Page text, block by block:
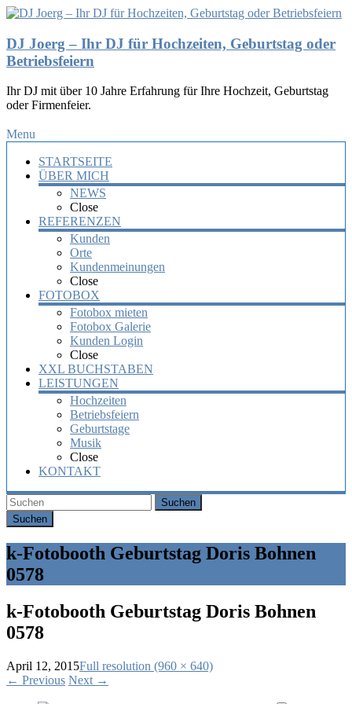
DJ Joerg – Ihr DJ für Hochzeiten, Geburtstag oder
Betriebsfeiern
Ihr DJ mit über 10 Jahre Erfahrung für Ihre Hochzeit, Geburtstag
oder Firmenfeier.
Menu
STARTSEITE
ÜBER MICH
NEWS
Close
REFERENZEN
Kunden
Orte
Kundenmeinungen
Close
FOTOBOX
Fotobox mieten
Fotobox Galerie
Kunden Login
Close
XXL BUCHSTABEN
LEISTUNGEN
Hochzeiten
Betriebsfeiern
Geburtstage
Musik
Close
KONTAKT
Suchen
k-Fotobooth Geburtstag Doris Bohnen
0578
k-Fotobooth Geburtstag Doris Bohnen
0578
April 12, 2015Full resolution (960 × 640)
← Previous Next →